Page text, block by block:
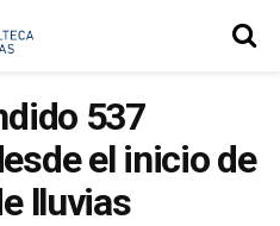
537
el inicio de
lluvias